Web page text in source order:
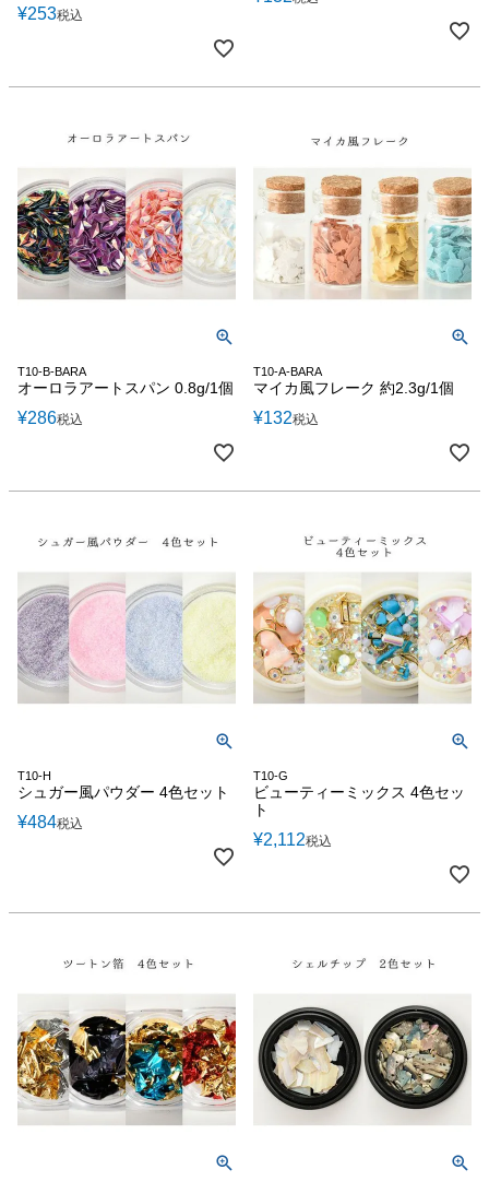
¥253税込
T10-B-BARA
オーロラアートスパン 0.8g/1個
¥286税込
T10-A-BARA
マイカ風フレーク 約2.3g/1個
¥132税込
T10-H
シュガー風パウダー 4色セット
¥484税込
T10-G
ビューティーミックス 4色セッ
ト
¥2,112税込